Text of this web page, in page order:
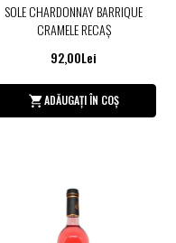
SOLE CHARDONNAY BARRIQUE
CRAMELE RECAŞ
92,00Lei
ADĂUGAȚI ÎN COȘ